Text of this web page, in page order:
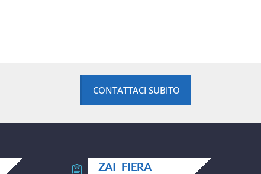
CONTATTACI SUBITO
ZAI FIERA